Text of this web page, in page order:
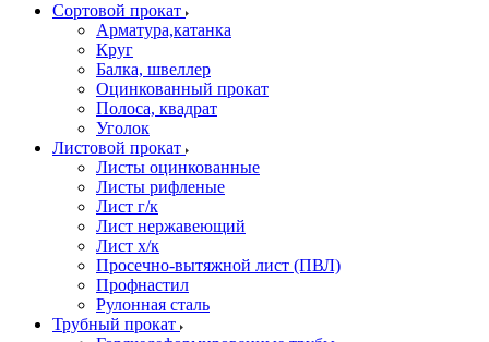
Сортовой прокат
Арматура,катанка
Круг
Балка, швеллер
Оцинкованный прокат
Полоса, квадрат
Уголок
Листовой прокат
Листы оцинкованные
Листы рифленые
Лист г/к
Лист нержавеющий
Лист х/к
Просечно-вытяжной лист (ПВЛ)
Профнастил
Рулонная сталь
Трубный прокат